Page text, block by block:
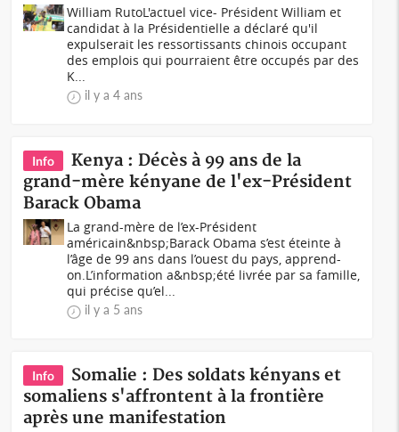
William RutoL'actuel vice- Président William et
candidat à la Présidentielle a déclaré qu'il
expulserait les ressortissants chinois occupant
des emplois qui pourraient être occupés par des
K...
il y a 4 ans
Info
Kenya : Décès à 99 ans de la
grand-mère kényane de l'ex-Président
Barack Obama
La grand-mère de l’ex-Président
américain&nbsp;Barack Obama s’est éteinte à
l’âge de 99 ans dans l’ouest du pays, apprend-
on.L’information a&nbsp;été livrée par sa famille,
qui précise qu’el...
il y a 5 ans
Info
Somalie : Des soldats kényans et
somaliens s'affrontent à la frontière
après une manifestation